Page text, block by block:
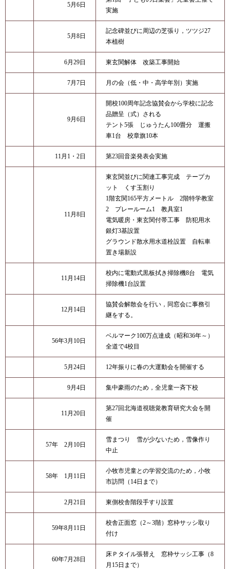
5月6日
実施
5月8日
記念碑並びに周辺の芝張り，ツツジ27
本植樹
6月29日 東玄関解体 改築工事開始
7月7日 月の会（低・中・高学年別）実施
9月6日
開校100周年記念協賛会から学校に記念
品贈呈（式）される
テント5張 じゅうたん100畳分 運搬
車1台 校章旗10本
11月1・2日 第23回音楽発表会実施
11月8日
東玄関並びに関連工事完成 テープカ
ット くす玉割り
1階玄関165平方メートル 2階特学教室
2 プレールーム1 教具室1
電気暖房・東玄関付帯工事 防犯用水
銀灯3基設置
グラウンド散水用水道栓設置 自転車
置き場新設
11月14日
校内に電動式黒板拭き掃除機8台 電気
掃除機1台設置
12月14日
協賛会解散会を行い，同窓会に事務引
継をする。
56年3月10日
ベルマーク100万点達成（昭和36年～）
全道で4校目
5月24日 12年振りに春の大運動会を開催する
9月4日 集中豪雨のため，全児童一斉下校
11月20日
第27回北海道視聴覚教育研究大会を開
催
57年 2月10日
雪まつり 雪が少ないため，雪像作り
中止
58年 1月11日
小牧市児童との学習交流のため，小牧
市訪問（14日まで）
2月21日 東側校舎階段手すり設置
59年8月11日
校舎正面窓（2～3階）窓枠サッシ取り
付け
60年7月28日
床Ｐタイル張替え 窓枠サッシ工事（8
月15日まで）